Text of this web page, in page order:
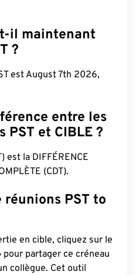
il maintenant
?
est August 7th 2026,
entre les
PST et CIBLE ?
est la DIFFÉRENCE
(CDT).
PST to
en cible, cliquez sur le
partager ce créneau
collègue. Cet outil